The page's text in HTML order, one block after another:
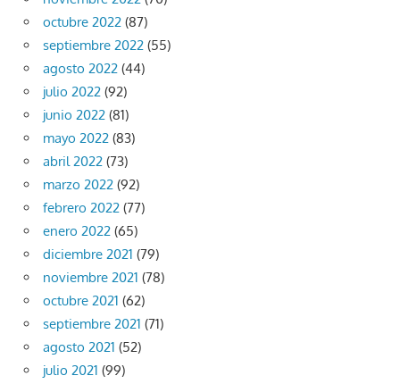
octubre 2022 (87)
septiembre 2022 (55)
agosto 2022 (44)
julio 2022 (92)
junio 2022 (81)
mayo 2022 (83)
abril 2022 (73)
marzo 2022 (92)
febrero 2022 (77)
enero 2022 (65)
diciembre 2021 (79)
noviembre 2021 (78)
octubre 2021 (62)
septiembre 2021 (71)
agosto 2021 (52)
julio 2021 (99)